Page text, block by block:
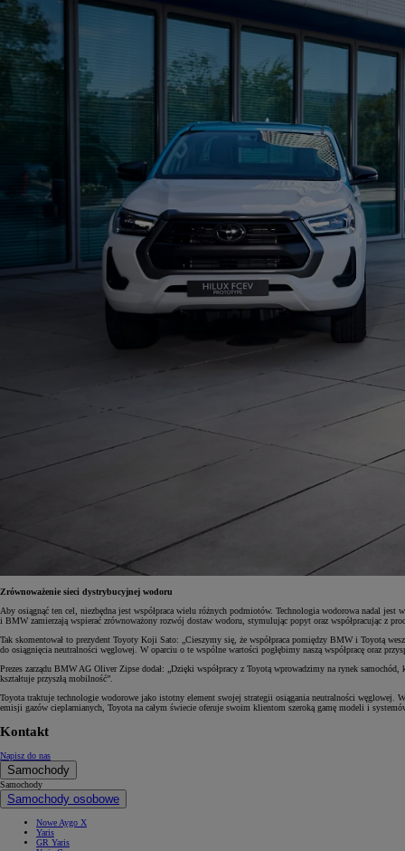
Corolla Hatchback
Zrównoważenie sieci dystrybucyjnej wodoru
Aby osiągnąć ten cel, niezbędna jest współpraca wielu różnych podmiotów. Technologia wodorowa nadal
i BMW zamierzają wspierać zrównoważony rozwój dostaw wodoru, stymulując popyt oraz współpracując z
Tak skomentował to prezydent Toyoty Koji Sato: „Cieszymy się, że współpraca pomiędzy BMW i Toyotą
do osiągnięcia neutralności węglowej. W oparciu o te wspólne wartości pogłębimy naszą współpracę oraz
Prezes zarządu BMW AG Oliver Zipse dodał: „Dzięki współpracy z Toyotą wprowadzimy na rynek
kształtuje przyszłą mobilność”.
Toyota traktuje technologie wodorowe jako istotny element swojej strategii osiągania neutralności
emisji gazów cieplarnianych, Toyota na całym świecie oferuje swoim klientom szeroką gamę modeli i
Kontakt
Napisz do nas
Samochody
Samochody
Samochody osobowe
Nowe Aygo X
Yaris
GR Yaris